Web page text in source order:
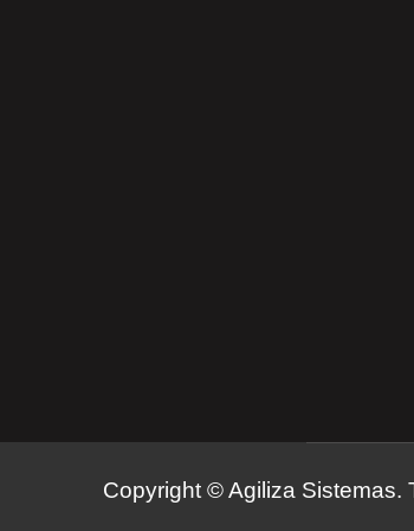
Copyright © Agiliza Sistemas.